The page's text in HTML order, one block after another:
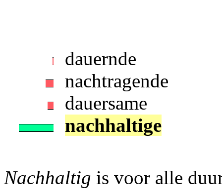
dauernde
nachtragende
dauersame
nachhaltige
Nachhaltig is voor alle